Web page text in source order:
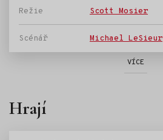
Režie Scott Mosier
Scénář Michael LeSieur
VÍCE
Hrají